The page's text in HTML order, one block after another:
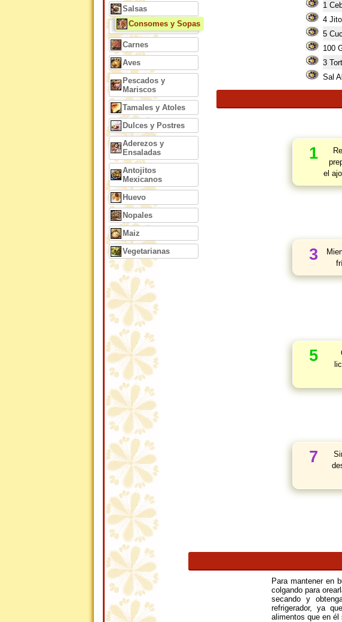
1
4
5
100
3
Sal
1
el
3
5
7
Salsas
Consomes y Sopas
Carnes
Aves
Pescados y
Mariscos
Tamales y Atoles
Dulces y Postres
Aderezos y
Ensaladas
Antojitos
Mexicanos
Huevo
Nopales
Maiz
Vegetarianas
Para mantener en
colgando para
secando y
refrigerador, ya
alimentos que en él